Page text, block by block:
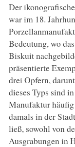
Der
war im 18.
Bedeutung, wo
Biskuit
präsentierte
drei Opfern,
dieses Typs sind
Manufaktur
damals in der
ließ, sowohl von
Ausgrabungen in